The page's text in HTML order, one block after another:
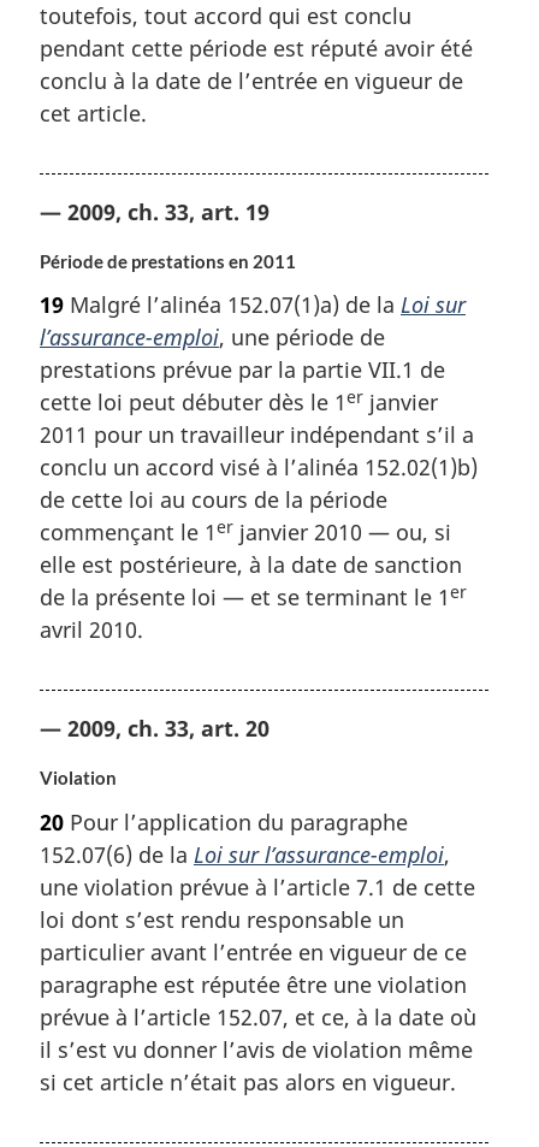
toutefois, tout accord qui est conclu
pendant cette période est réputé avoir été
conclu à la date de l’entrée en vigueur de
cet article.
— 2009, ch. 33, art. 19
Période de prestations en 2011
19 Malgré l’alinéa 152.07(1)a) de la Loi sur
l’assurance-emploi, une période de
prestations prévue par la partie VII.1 de
cette loi peut débuter dès le 1er janvier
2011 pour un travailleur indépendant s’il a
conclu un accord visé à l’alinéa 152.02(1)b)
de cette loi au cours de la période
commençant le 1er janvier 2010 — ou, si
elle est postérieure, à la date de sanction
de la présente loi — et se terminant le 1er
avril 2010.
— 2009, ch. 33, art. 20
Violation
20 Pour l’application du paragraphe
152.07(6) de la Loi sur l’assurance-emploi,
une violation prévue à l’article 7.1 de cette
loi dont s’est rendu responsable un
particulier avant l’entrée en vigueur de ce
paragraphe est réputée être une violation
prévue à l’article 152.07, et ce, à la date où
il s’est vu donner l’avis de violation même
si cet article n’était pas alors en vigueur.